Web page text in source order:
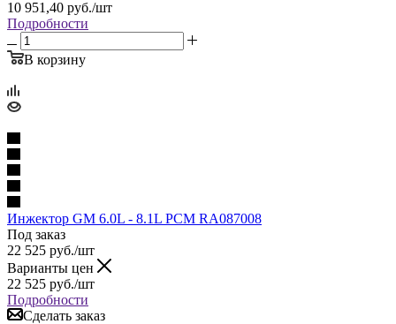
10 951,40 руб./шт
Подробности
В корзину
Инжектор GM 6.0L - 8.1L PCM RA087008
Под заказ
22 525 руб./шт
Варианты цен
22 525 руб./шт
Подробности
Сделать заказ